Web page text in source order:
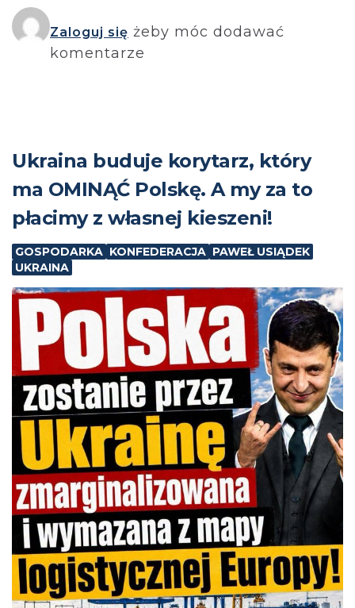
Zaloguj się żeby móc dodawać
komentarze
Ukraina buduje korytarz, który
ma OMINĄĆ Polskę. A my za to
płacimy z własnej kieszeni!
GOSPODARKA KONFEDERACJA PAWEŁ USIĄDEK
UKRAINA